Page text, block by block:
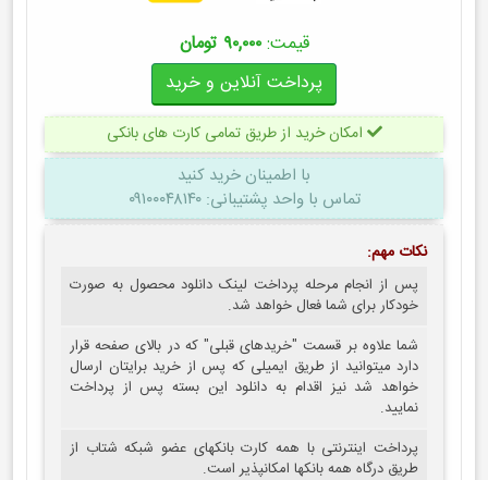
قیمت:۹۰,۰۰۰ تومان
امکان خرید از طریق تمامی کارت های بانکی
با اطمینان خرید کنید
تماس با واحد پشتیبانی: ۰۹۱۰۰۰۴۸۱۴۰
نکات مهم:
پس از انجام مرحله پرداخت لینک دانلود محصول به صورت
خودکار برای شما فعال خواهد شد.
شما علاوه بر قسمت "خریدهای قبلی" که در بالای صفحه قرار
دارد میتوانید از طریق ایمیلی که پس از خرید برایتان ارسال
خواهد شد نیز اقدام به دانلود این بسته پس از پرداخت
نمایید.
پرداخت اینترنتی با همه کارت بانکهای عضو شبکه شتاب از
طریق درگاه همه بانکها امکانپذیر است.